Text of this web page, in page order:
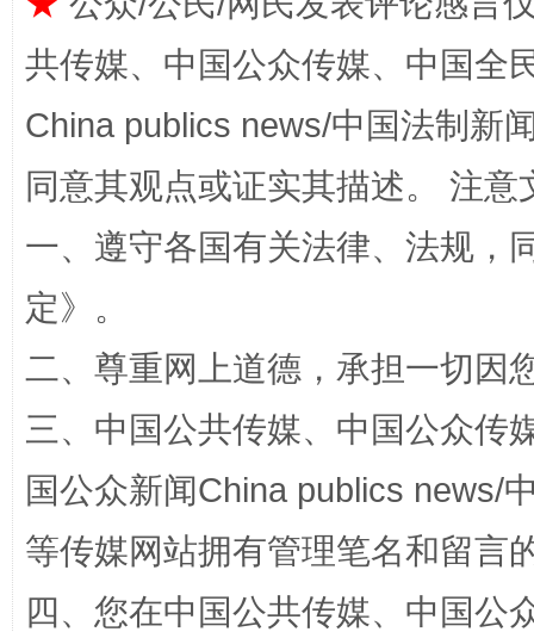
站台名比不上好声名
漫山遍野的桃花与雪山、麦地、白藏房 除
共传媒、中国公众传媒、中国全
China publics news/中国法制新
同意其观点或证实其描述。 注
一、遵守各国有关法律、法规，
定》。
二、尊重网上道德，承担一切因
三、中国公共传媒、中国公众传
国公众新闻China publics news/
等传媒网站拥有管理笔名和留言
四、您在中国公共传媒、中国公